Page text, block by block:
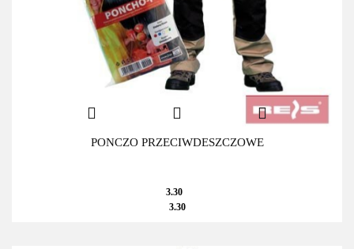
PONCZO PRZECIWDESZCZOWE
3.30
3.30